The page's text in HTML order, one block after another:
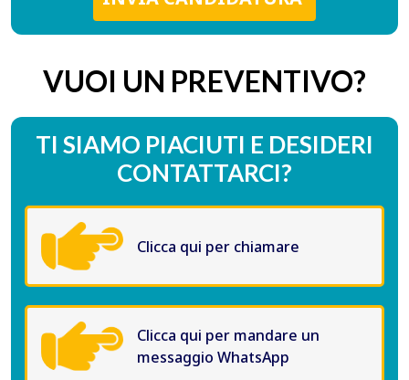
VUOI UN PREVENTIVO?
TI SIAMO PIACIUTI E DESIDERI
CONTATTARCI?
Clicca qui per chiamare
Clicca qui per mandare un
messaggio WhatsApp